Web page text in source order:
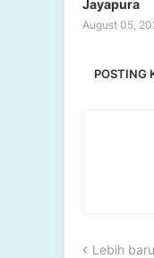
Jayapura
August 05,
POSTING
Lebih baru